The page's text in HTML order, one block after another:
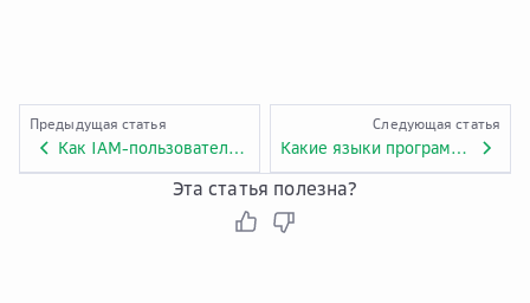
Предыдущая статья
Как IAM-пользователю дать полный доступ только к API Gateway?
Следующая статья
Какие языки программирования SDK поддерживает API Gateway?
Эта статья полезна?